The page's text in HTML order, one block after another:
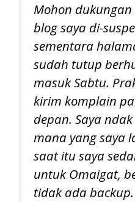
Mohon
blog saya di-
sementara
sudah tutup
masuk Sabtu.
kirim komplain
depan. Saya
mana yang saya
saat itu saya
untuk Omaigat,
tidak ada backup.